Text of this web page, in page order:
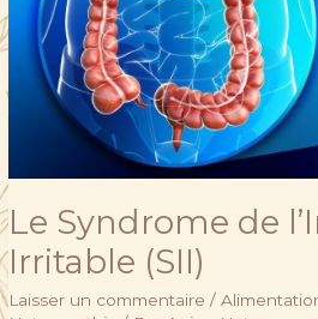
Le Syndrome de
Irritable (SII)
Laisser un commentaire /
Irritable
(SII)